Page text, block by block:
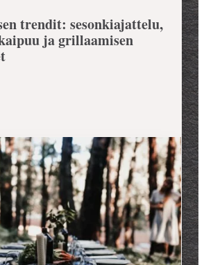
trendit: sesonkiajattelu,
ja grillaamisen